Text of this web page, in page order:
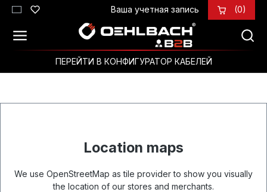
Перейти к основному содержанию
Ваша учетная запись (0)
ПЕРЕЙТИ В КОНФИГУРАТОР КАБЕЛЕЙ
Location maps
We use OpenStreetMap as tile provider to show you visually
the location of our stores and merchants.